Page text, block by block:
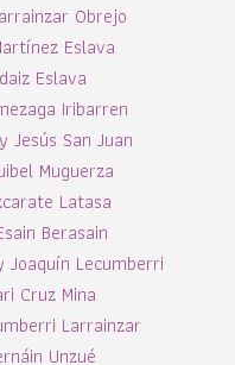
Obrejo
Eslava
Eslava
Iribarren
Jesús San Juan
Muguerza
Latasa
Berasain
Joaquín Lecumberri
Cruz Mina
Larrainzar
Unzué